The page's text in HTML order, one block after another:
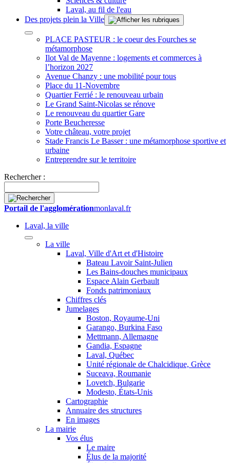
Laval, au fil de l'eau
Des projets plein la Ville
PLACE PASTEUR : le coeur des Fourches se
métamorphose
Ilot Val de Mayenne : logements et commerces à
l’horizon 2027
Avenue Chanzy : une mobilité pour tous
Place du 11-Novembre
Quartier Ferrié : le renouveau urbain
Le Grand Saint-Nicolas se rénove
Le renouveau du quartier Gare
Porte Beucheresse
Votre château, votre projet
Stade Francis Le Basser : une métamorphose sportive et
urbaine
Entreprendre sur le territoire
Rechercher :
Portail de l'agglomérationmonlaval.fr
Laval, la ville
La ville
Laval, Ville d'Art et d'Histoire
Bateau Lavoir Saint-Julien
Les Bains-douches municipaux
Espace Alain Gerbault
Fonds patrimoniaux
Chiffres clés
Jumelages
Boston, Royaume-Uni
Garango, Burkina Faso
Mettmann, Allemagne
Gandia, Espagne
Laval, Québec
Unité régionale de Chalcidique, Grèce
Suceava, Roumanie
Lovetch, Bulgarie
Modesto, États-Unis
Cartographie
Annuaire des structures
En images
La mairie
Vos élus
Le maire
Élus de la majorité